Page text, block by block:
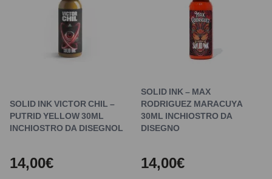
SOLID INK VICTOR CHIL –
PUTRID YELLOW 30ML
INCHIOSTRO DA DISEGNOL
14,00€
SOLID INK – MAX
RODRIGUEZ MARACUYA
30ML INCHIOSTRO DA
DISEGNO
14,00€